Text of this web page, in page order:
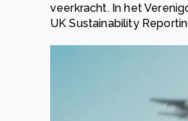
veerkracht. In het
UK Sustainability